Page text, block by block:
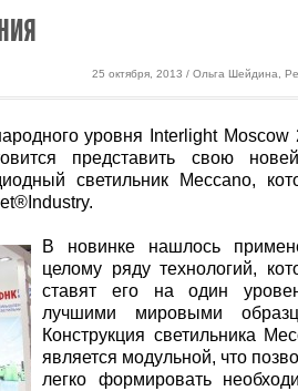
25 октября, 2013 / Ольга Шейдина,
уровня Interlight Moscow
представить свою
светильник Meccano,
В новинке нашлось
целому ряду технологий,
ставят его на один
лучшими мировыми
Конструкция светильника
является модульной, что
легко формировать